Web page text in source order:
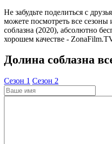
Не забудьте поделиться с
можете посмотреть все
соблазна (2020), абсолютно
хорошем качестве -
Долина соблазна
Cезон 1 Cезон 2